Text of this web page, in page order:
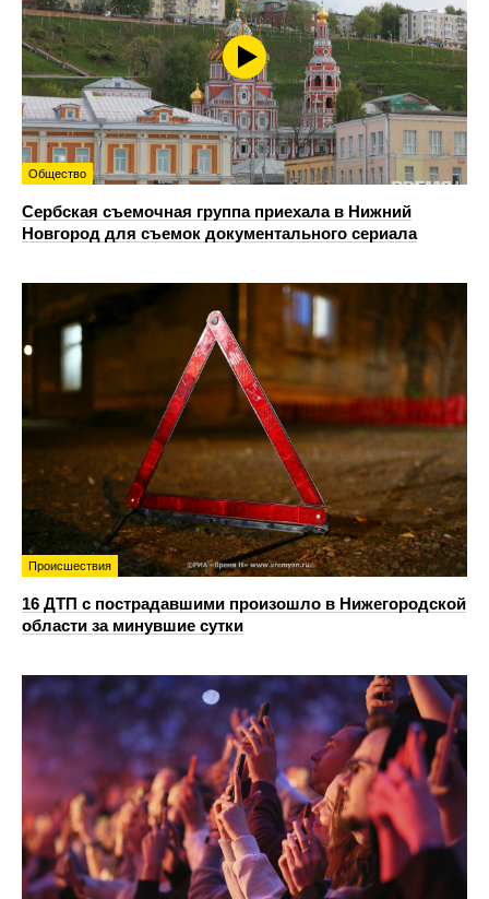
Общество
Сербская съемочная группа приехала в Нижний
Новгород для съемок документального сериала
Происшествия
16 ДТП с пострадавшими произошло в Нижегородской
области за минувшие сутки